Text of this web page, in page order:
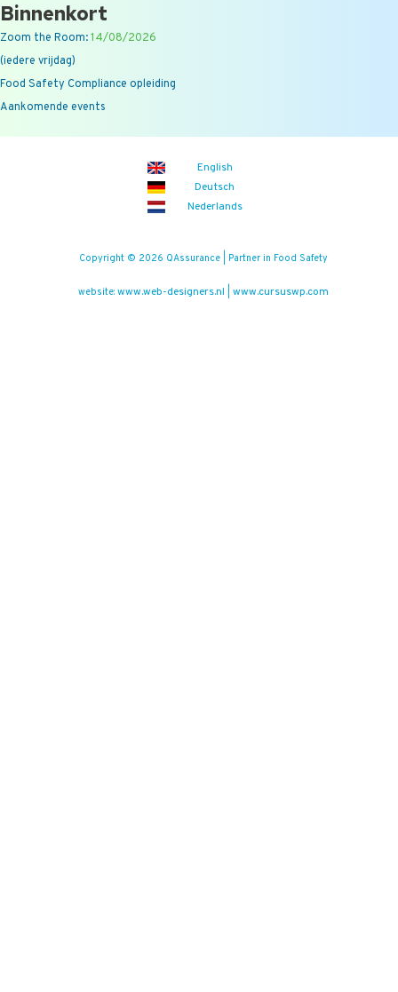
Binnenkort
Zoom the Room:14/08/2026
(iedere vrijdag)
Food Safety Compliance opleiding
Aankomende events
English
Deutsch
Nederlands
Copyright © 2026 QAssurance | Partner in Food Safety
website: www.web-designers.nl www.cursuswp.com